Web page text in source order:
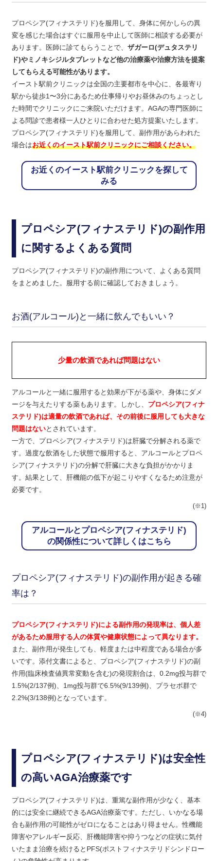
プロペシア(フィナステリド)を服用して、身体に何かしらの異
変を感じた場合はすぐに服用を中止して医師に相談する必要が
あります。医師に診てもらうことで、 ザガーロ(デュタステリ
ド)やミノキシジルタブレットなど他の治療薬や治療方法を提案
してもらえる可能性があります。
イースト駅前クリニックは全国の主要都市を中心に、各最寄り
駅から徒歩1〜3分にあるため仕事帰りやお昼休みのちょっとし
た時間でクリニックにご来院いただけます。AGAの専門医師に
よる問診で患者様一人ひとりに合わせた処方提案いたします。
プロペシア(フィナステリド)を服用して、副作用があらわれた
場合はお近くのイースト駅前クリニックにご相談ください。
お近くのイースト駅前クリニックを探して
みる
プロペシア(フィナステリド)の副作用
に関するよくある質問
プロペシア(フィナステリド)の副作用について、よくある質問
をまとめました。服用する前に確認しておきましょう。
お酒(アルコール)と一緒に飲んでもいい？
少量の飲酒であれば問題はない
アルコールと一緒に服用すると効果が下がる薬や、身体にダメ
ージを与えたりする薬もあります。しかし、 プロペシア(フィナ
ステリド)は適量の飲酒であれば、その前後に服用しても大きな
問題はないとされています。
一方で、プロペシア(フィナステリド)は肝臓で分解される薬で
す。過度な飲酒をした状態で服用すると、アルコールとプロペ
シア(フィナステリド)の分解で肝臓に大きな負担がかかりま
す。結果として、肝機能の低下が起こりやすくなるため注意が
必要です。
(※1)
アルコールとプロペシア(フィナステリド)
の関係性について詳しくはこちら
プロペシア(フィナステリド)の副作用が起きる確
率は？
プロペシア(フィナステリド)による副作用の発現率は、個人差
があるため服用する人の体質や健康状態によって異なります。
また、副作用が発生しても、軽度または中程度である場合が多
いです。添付文書によると、プロペシア(フィナステリド)の副
作用(臨床検査値異常変動を含む)の発現割合は、0.2mg投与群で
1.5%(2/137例)、1mg投与群で6.5%(9/139例)、プラセボ群で
2.2%(3/138例)となっています。
(※4)
プロペシア(フィナステリド)は安全性
の高いAGA治療薬です
プロペシア(フィナステリド)は、重篤な副作用が少なく、基本
的には安全に継続できるAGA治療薬です。ただし、いかなる場
合も副作用の可能性がゼロになることはあり得ません。性機能
障害やアレルギー反応、肝機能障害や抑うつなどの症状に気付
いたまま治療を続けるとPFS(ポストフィナステリドシンドロー